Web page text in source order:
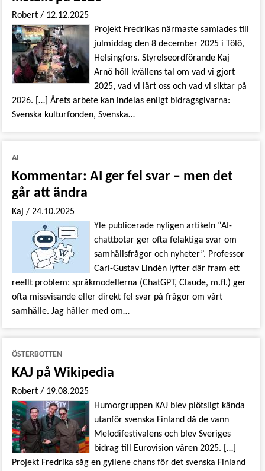
Robert/ 12.12.2025
Projekt Fredrikas närmaste samlades till
julmiddag den 8 december 2025 i Tölö,
Helsingfors. Styrelseordförande Kaj
Arnö höll kvällens tal om vad vi gjort
2025, vad vi lärt oss och vad vi siktar på
2026. […] Årets arbete kan indelas enligt bidragsgivarna:
Svenska kulturfonden, Svenska…
AI
Kommentar: AI ger fel svar – men det
går att ändra
Kaj/24.10.2025
Yle publicerade nyligen artikeln “AI-
chattbotar ger ofta felaktiga svar om
samhällsfrågor och nyheter”. Professor
Carl-Gustav Lindén lyfter där fram ett
reellt problem: språkmodellerna (ChatGPT, Claude, m.fl.) ger
ofta missvisande eller direkt fel svar på frågor om vårt
samhälle. Jag håller med om…
ÖSTERBOTTEN
KAJ på Wikipedia
Robert/ 19.08.2025
Humorgruppen KAJ blev plötsligt kända
utanför svenska Finland då de vann
Melodifestivalens och blev Sveriges
bidrag till Eurovision våren 2025. […]
Projekt Fredrika såg en gyllene chans för det svenska Finland